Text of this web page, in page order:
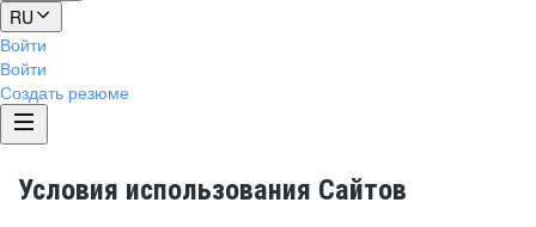
RU
Войти
Войти
Создать резюме
Условия использования Сайтов